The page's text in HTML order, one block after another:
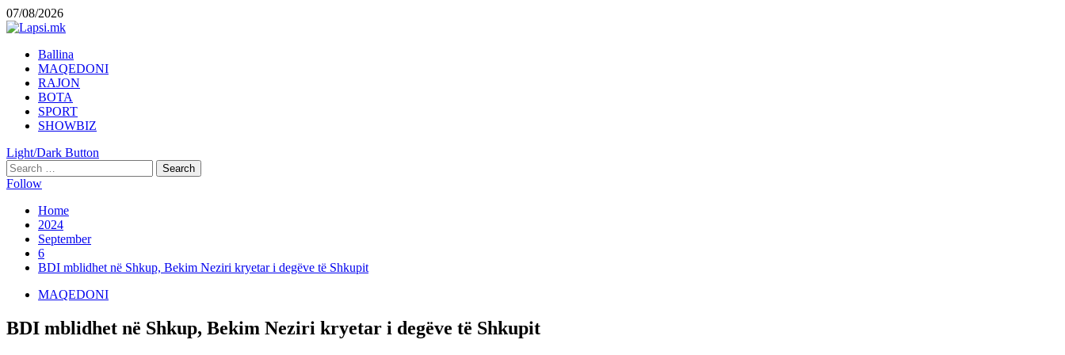
Skip
to
07/08/2026
Primary
Menu
Ballina
MAQEDONI
RAJON
BOTA
SPORT
SHOWBIZ
Light/Dark Button
Search
for:
Follow
Home
2024
September
6
BDI mblidhet në Shkup, Bekim Neziri kryetar i degëve të Shkupit
MAQEDONI
BDI mblidhet në Shkup, Bekim Neziri kryetar i degëve të Shkupit